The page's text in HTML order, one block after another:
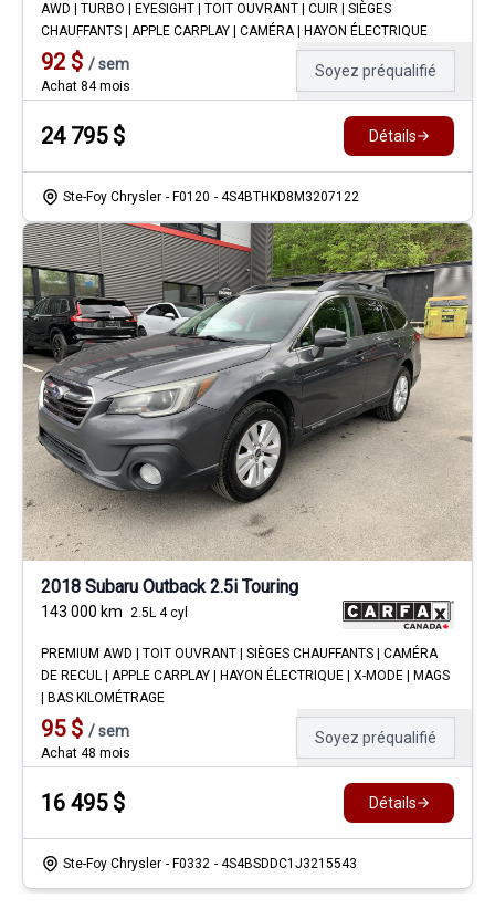
AWD | TURBO | EYESIGHT | TOIT OUVRANT | CUIR | SIÈGES
CHAUFFANTS | APPLE CARPLAY | CAMÉRA | HAYON ÉLECTRIQUE
92 $ /sem
Achat 84 mois
Soyez préqualifié
24 795$ Détails
Ste-Foy Chrysler - F0120 - 4S4BTHKD8M3207122
2018 Subaru Outback 2.5i Touring
143 000 km 2.5L 4 cyl
PREMIUM AWD | TOIT OUVRANT | SIÈGES CHAUFFANTS | CAMÉRA
DE RECUL | APPLE CARPLAY | HAYON ÉLECTRIQUE | X-MODE | MAGS
| BAS KILOMÉTRAGE
95$ /sem
Achat 48 mois
Soyez préqualifié
16 495$ Détails
Ste-Foy Chrysler - F0332 - 4S4BSDDC1J3215543